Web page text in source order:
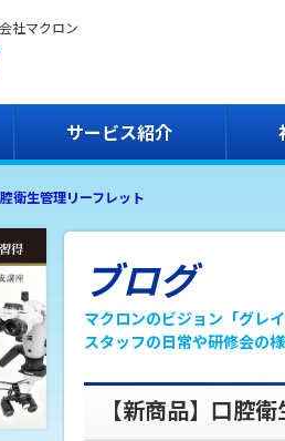
社マクロン
サービス紹介
腔衛生管理リーフレット
ブログ
マクロンのビジョン「グレ
スタッフの日常や研修会の
【新商品】口腔